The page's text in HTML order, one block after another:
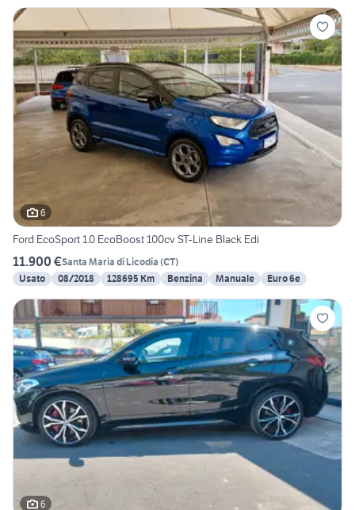
6
Ford EcoSport 1.0 EcoBoost 100cv ST-Line Black Edi
11.900 €Santa Maria di Licodia (CT)
Usato
08/2018 128695 Km Benzina Manuale Euro 6e
6